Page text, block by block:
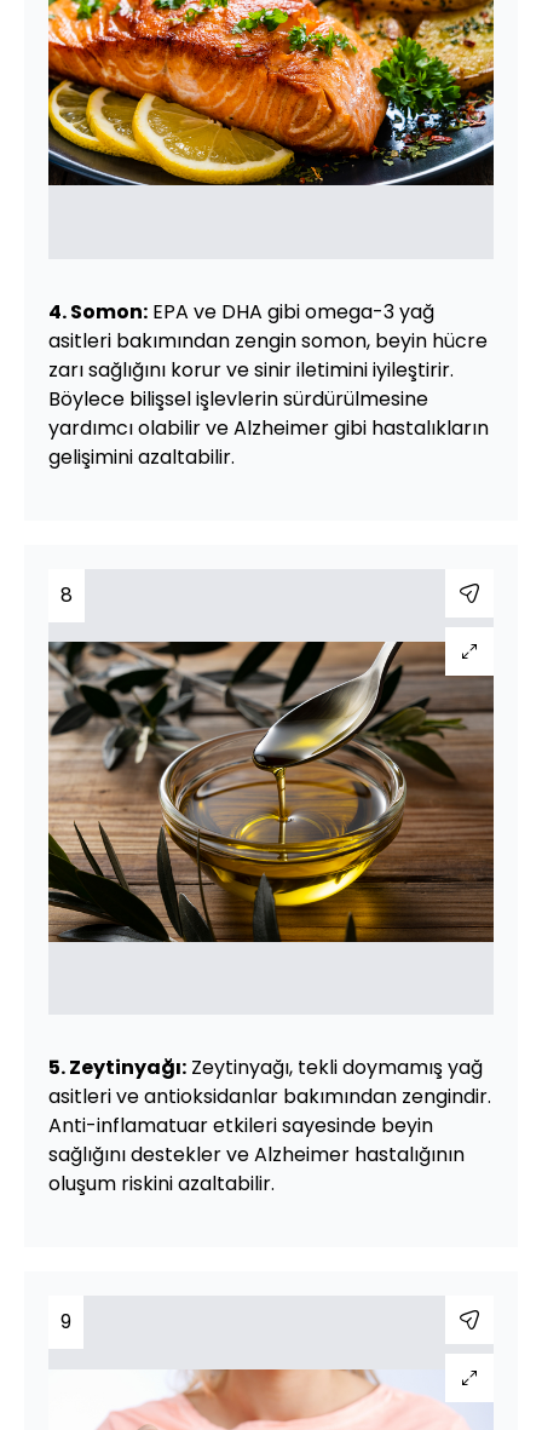
4. Somon: EPA ve DHA gibi omega-3 yağ
asitleri bakımından zengin somon, beyin hücre
zarı sağlığını korur ve sinir iletimini iyileştirir.
Böylece bilişsel işlevlerin sürdürülmesine
yardımcı olabilir ve Alzheimer gibi hastalıkların
gelişimini azaltabilir.
8
5. Zeytinyağı: Zeytinyağı, tekli doymamış yağ
asitleri ve antioksidanlar bakımından zengindir.
Anti-inflamatuar etkileri sayesinde beyin
sağlığını destekler ve Alzheimer hastalığının
oluşum riskini azaltabilir.
9